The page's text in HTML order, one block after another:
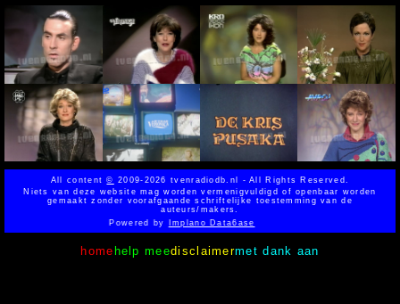
All content© 2009-2026 tvenradiodb.nl - All Rights Reserved.
Niets van deze website mag worden vermenigvuldigd of openbaar worden
gemaakt zonder voorafgaande schriftelijke toestemming van de
auteurs/makers.
Powered by
Implano Data6ase
homehelp meedisclaimermet dank aan